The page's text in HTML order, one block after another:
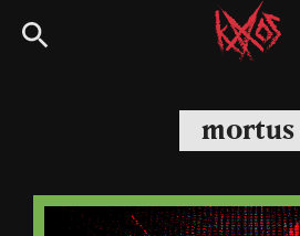
Siirry
suoraan
Kaaoszine
mortus